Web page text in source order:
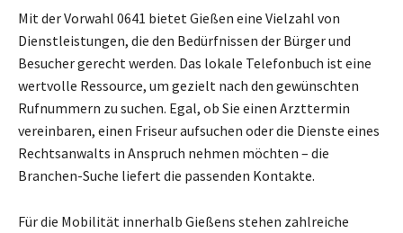
Mit der Vorwahl 0641 bietet Gießen eine Vielzahl von
Dienstleistungen, die den Bedürfnissen der Bürger und
Besucher gerecht werden. Das lokale Telefonbuch ist eine
wertvolle Ressource, um gezielt nach den gewünschten
Rufnummern zu suchen. Egal, ob Sie einen Arzttermin
vereinbaren, einen Friseur aufsuchen oder die Dienste eines
Rechtsanwalts in Anspruch nehmen möchten – die
Branchen-Suche liefert die passenden Kontakte.
Für die Mobilität innerhalb Gießens stehen zahlreiche